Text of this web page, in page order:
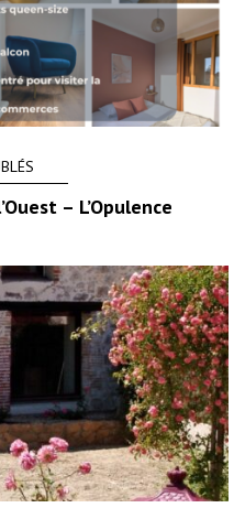
– L’Opulence